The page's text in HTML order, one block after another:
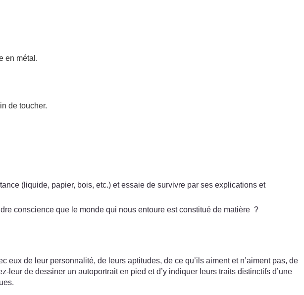
en métal.
de toucher.
(liquide, papier, bois, etc.) et essaie de survivre par ses explications et
conscience que le monde qui nous entoure est constitué de matière ?
de leur personnalité, de leurs aptitudes, de ce qu’ils aiment et n’aiment pas, de
de dessiner un autoportrait en pied et d’y indiquer leurs traits distinctifs d’une